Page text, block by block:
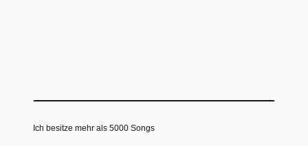
Ich besitze mehr als 5000 Songs